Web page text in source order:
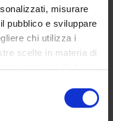
misurare
pubblico e sviluppare
chi utilizza i
scelte in materia di
proprietà digitale
in qualsiasi
o facendo clic
is helpful (see the
and labor supply;